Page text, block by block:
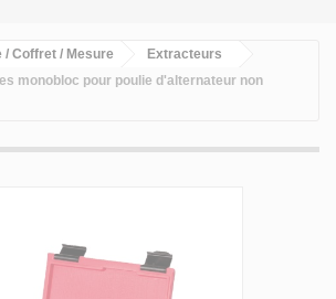
/ Coffret / Mesure
Extracteurs
monobloc pour poulie d'alternateur non